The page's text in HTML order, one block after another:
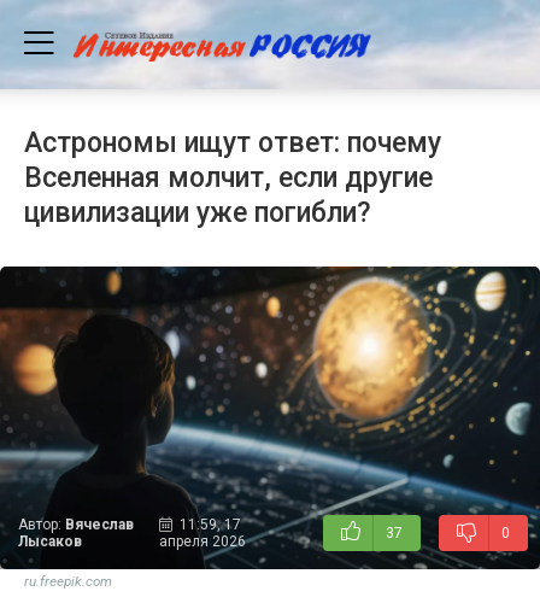
Астрономы ищут ответ: почему
Вселенная молчит, если другие
цивилизации уже погибли?
Автор: Вячеслав
Лысаков
11:59, 17
апреля 2026
37 0
ru.freepik.com